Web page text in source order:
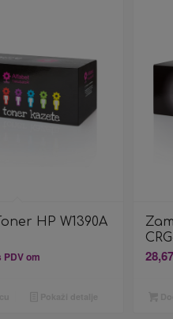
HP W1390A
PDV om